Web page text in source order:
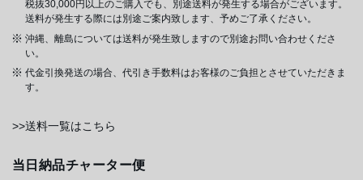
税抜30,000円以上のご購入でも、別途送料が発生する場合がございます。
送料が発生する際には別途ご案内致します、予めご了承ください。
沖縄、離島については送料が発生致しますので別途お問い合わせくださ
い。
代金引換発送の場合、代引き手数料はお客様のご負担とさせていただきま
す。
>>送料一覧はこちら
当日納品チャーター便